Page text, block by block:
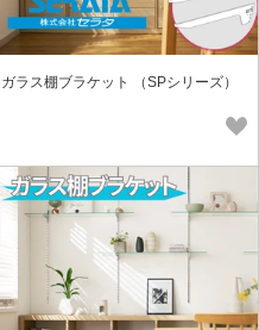
ガラス棚ブラケット （SPシリーズ）